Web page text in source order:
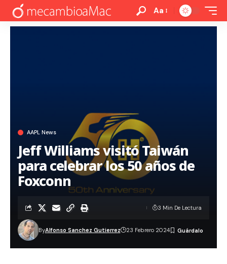
Aa
AAPL News
Jeff Williams visitó Taiwán
para celebrar los 50 años de
Foxconn
ByAlfonso Sanchez Gutierrez 23 Febrero 2024
3 Min De Lectura